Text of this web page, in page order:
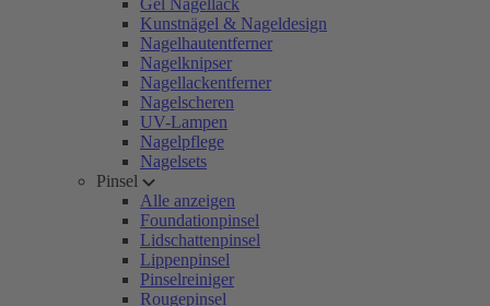
Gel Nagellack
Kunstnägel & Nageldesign
Nagelhautentferner
Nagelknipser
Nagellackentferner
Nagelscheren
UV-Lampen
Nagelpflege
Nagelsets
Pinsel
Alle anzeigen
Foundationpinsel
Lidschattenpinsel
Lippenpinsel
Pinselreiniger
Rougepinsel